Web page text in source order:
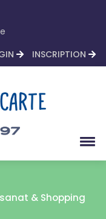
INSCRIPTION
& Shopping